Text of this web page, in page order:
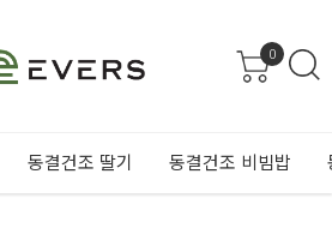
0
동결건조 딸기 동결건조 비빔밥